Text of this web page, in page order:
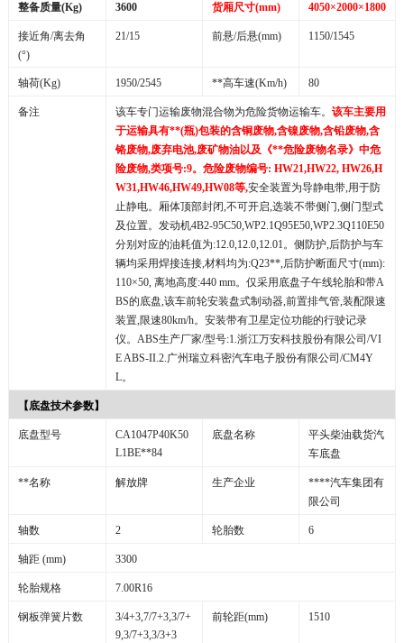
整备质量(Kg) 3600 货厢尺寸(mm) 4050×2000×1800
接近角/离去角
(°)
21/15 前悬/后悬(mm) 1150/1545
轴荷(Kg) 1950/2545 **高车速(Km/h) 80
备注 该车专门运输废物混合物为危险货物运输车。 该车主要用
于运输具有**(瓶)包装的含铜废物,含镍废物,含铅废物,含
铬废物,废弃电池,废矿物油以及《**危险废物名录》中危
险废物,类项号:9。危险废物编号: HW21,HW22, HW26,H
W31,HW46,HW49,HW08等,安全装置为导静电带,用于防
止静电。厢体顶部封闭,不可开启,选装不带侧门,侧门型式
及位置。发动机4B2-95C50,WP2.1Q95E50,WP2.3Q110E50
分别对应的油耗值为:12.0,12.0,12.01。侧防护,后防护与车
辆均采用焊接连接,材料均为:Q23**,后防护断面尺寸(mm):
110×50, 离地高度:440 mm。仅采用底盘子午线轮胎和带A
BS的底盘,该车前轮安装盘式制动器,前置排气管,装配限速
装置,限速80km/h。安装带有卫星定位功能的行驶记录
仪。 ABS生产厂家/型号:1.浙江万安科技股份有限公司 /VI
E ABS-II.2.广州瑞立科密汽车电子股份有限公司 /CM4Y
L。
【底盘技术参数】
底盘型号
CA1047P40K50
L1BE**84
底盘名称
平头柴油载货汽
车底盘
**名称 解放牌 生产企业
****汽车集团有
限公司
轴数 2 轮胎数 6
轴距(mm) 3300
轮胎规格 7.00R16
钢板弹簧片数
3/4+3,7/7+3,3/7+
9,3/7+3,3/3+3
前轮距(mm) 1510